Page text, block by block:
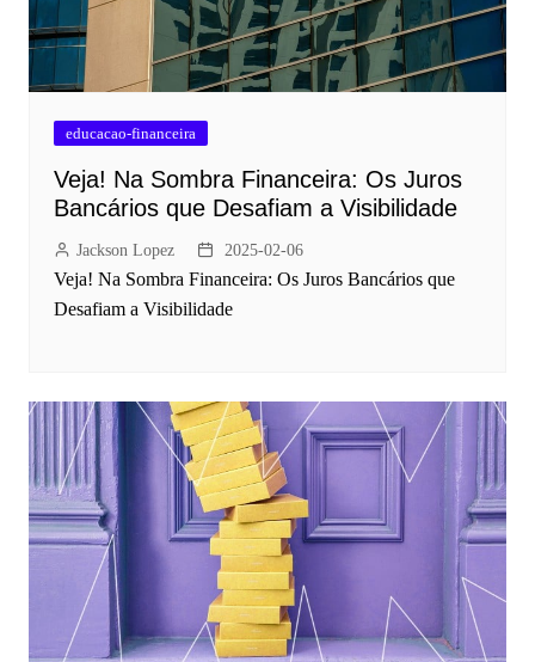
educacao-financeira
Veja! Na Sombra Financeira: Os Juros
Bancários que Desafiam a Visibilidade
Jackson Lopez 2025-02-06
Veja! Na Sombra Financeira: Os Juros Bancários que
Desafiam a Visibilidade